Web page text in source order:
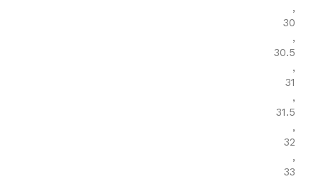
,
30
,
30.5
,
31
,
31.5
,
32
,
33